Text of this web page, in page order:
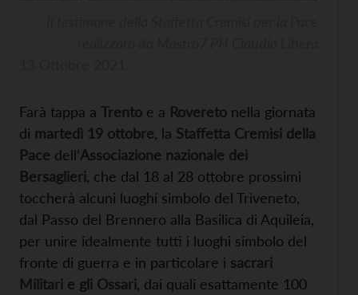
Farà tappa a Trento e a Rovereto nella giornata
di martedì 19 ottobre, la Staffetta Cremisi della
Pace dell’Associazione nazionale dei
Bersaglieri, che dal 18 al 28 ottobre prossimi
toccherà alcuni luoghi simbolo del Triveneto,
dal Passo del Brennero alla Basilica di Aquileia,
per unire idealmente tutti i luoghi simbolo del
fronte di guerra e in particolare i sacrari
Militari e gli Ossari, dai quali esattamente 100